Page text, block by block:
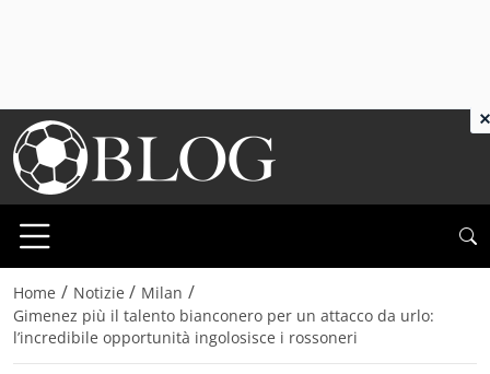
Home / Notizie / Milan /
Gimenez più il talento bianconero per un attacco da urlo:
l’incredibile opportunità ingolosisce i rossoneri
×